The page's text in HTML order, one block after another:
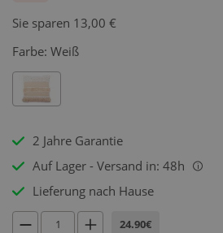
Sie sparen 13,00 €
Farbe: Weiß
2 Jahre Garantie
Auf Lager - Versand in: 48h
i
Lieferung nach Hause
24.90€